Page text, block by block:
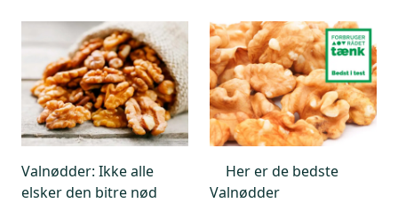
Valnødder: Ikke alle
elsker den bitre nød
Her er de bedste
Valnødder